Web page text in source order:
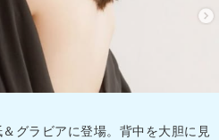
グラビアに登場。背中を大胆に見